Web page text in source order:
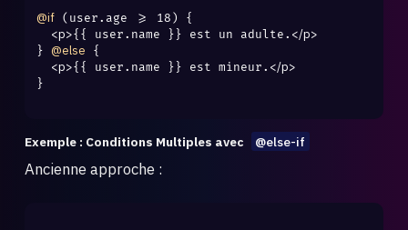
@if (user.age >= 18) {
<p>{{ user.name }} est un adulte. </p>
} @else {
<p>{{ user.name }} est mineur. </p>
}
Exemple : Conditions Multiples avec @else-if
Ancienne approche :